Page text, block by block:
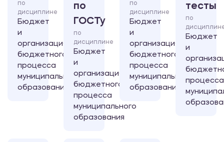
по
дисциплине
Бюджет
и
организация
бюджетного
процесса
муниципального
образования
по
ГОСТу
по
дисциплине
Бюджет
и
организация
бюджетного
процесса
муниципального
образования
по
дисциплине
Бюджет
и
организация
бюджетного
процесса
муниципального
образования
тесты
по
Бюджет
и
процесса